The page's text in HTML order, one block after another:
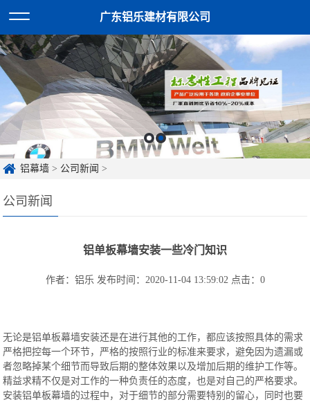
广东铝乐建材有限公司
铝幕墙 > 公司新闻 >
公司新闻
铝单板幕墙安装一些冷门知识
作者：铝乐 发布时间：2020-11-04 13:59:02 点击： 0
无论是铝单板幕墙安装还是在进行其他的工作，都应该按照具体的需求
严格把控每一个环节，严格的按照行业的标准来要求，避免因为遗漏或
者忽略掉某个细节而导致后期的整体效果以及增加后期的维护工作等。
精益求精不仅是对工作的一种负责任的态度，也是对自己的严格要求。
安装铝单板幕墙的过程中，对于细节的部分需要特别的留心，同时也要